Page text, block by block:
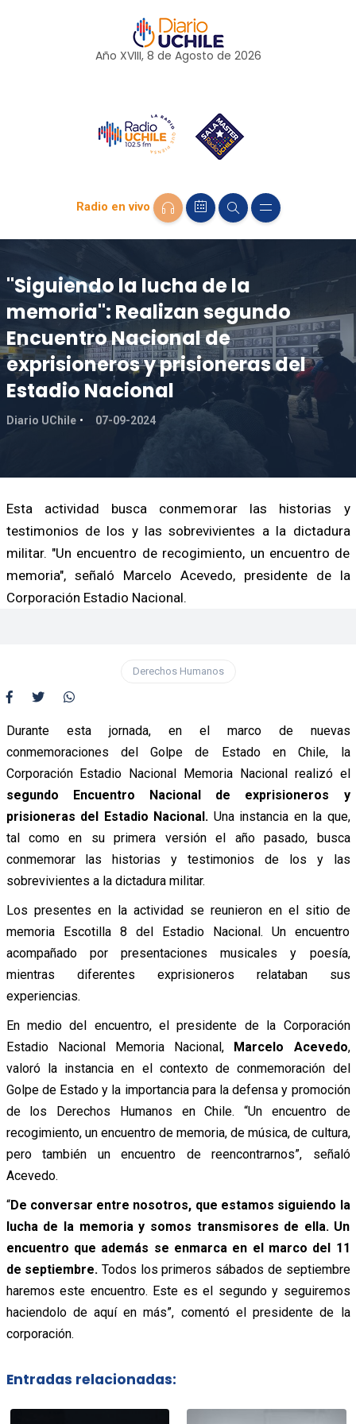
Año XVIII, 8 de Agosto de 2026
Radio en vivo
"Siguiendo la lucha de la
memoria": Realizan segundo
Encuentro Nacional de
exprisioneros y prisioneras del
Estadio Nacional
Diario UChile 07-09-2024
Esta actividad busca conmemorar las historias y
testimonios de los y las sobrevivientes a la dictadura
militar. "Un encuentro de recogimiento, un encuentro de
memoria", señaló Marcelo Acevedo, presidente de la
Corporación Estadio Nacional.
Derechos Humanos
Durante esta jornada, en el marco de nuevas
conmemoraciones del Golpe de Estado en Chile, la
Corporación Estadio Nacional Memoria Nacional realizó el
segundo Encuentro Nacional de exprisioneros y
prisioneras del Estadio Nacional. Una instancia en la que,
tal como en su primera versión el año pasado, busca
conmemorar las historias y testimonios de los y las
sobrevivientes a la dictadura militar.
Los presentes en la actividad se reunieron en el sitio de
memoria Escotilla 8 del Estadio Nacional. Un encuentro
acompañado por presentaciones musicales y poesía,
mientras diferentes exprisioneros relataban sus
experiencias.
En medio del encuentro, el presidente de la Corporación
Estadio Nacional Memoria Nacional, Marcelo Acevedo,
valoró la instancia en el contexto de conmemoración del
Golpe de Estado y la importancia para la defensa y promoción
de los Derechos Humanos en Chile. “Un encuentro de
recogimiento, un encuentro de memoria, de música, de cultura,
pero también un encuentro de reencontrarnos”, señaló
Acevedo.
“De conversar entre nosotros, que estamos siguiendo la
lucha de la memoria y somos transmisores de ella. Un
encuentro que además se enmarca en el marco del 11
de septiembre. Todos los primeros sábados de septiembre
haremos este encuentro. Este es el segundo y seguiremos
haciendolo de aquí en más”, comentó el presidente de la
corporación.
Entradas relacionadas: